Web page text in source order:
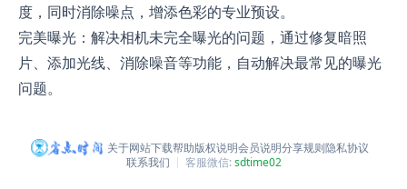
度，同时消除噪点，增添色彩的专业预设。
完美曝光：解决相机未完全曝光的问题，通过修复暗照
片、添加光线、消除噪音等功能，自动解决最常见的曝光
问题。
关于网站下载帮助版权说明会员说明分享规则隐私协议
联系我们
客服微信:sdtime02